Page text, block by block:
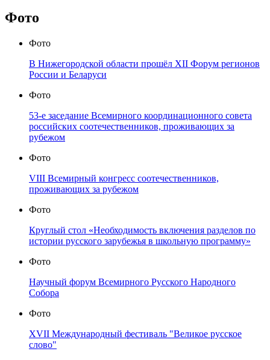
Фото
Фото
В Нижегородской области прошёл XII Форум регионов
России и Беларуси
Фото
53-е заседание Всемирного координационного совета
российских соотечественников, проживающих за
рубежом
Фото
VIII Всемирный конгресс соотечественников,
проживающих за рубежом
Фото
Круглый стол «Необходимость включения разделов по
истории русского зарубежья в школьную программу»
Фото
Научный форум Всемирного Русского Народного
Собора
Фото
XVII Международный фестиваль "Великое русское
слово"